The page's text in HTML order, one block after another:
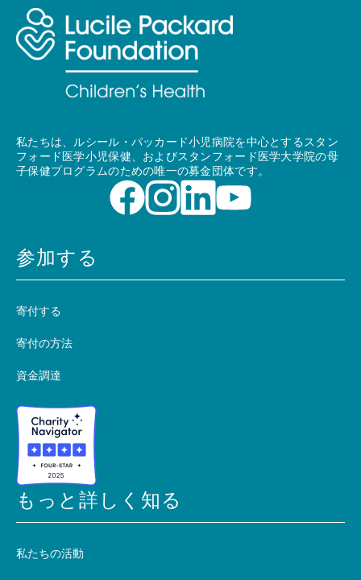
私たちは、ルシール・パッカード小児病院を中心とするスタン
フォード医学小児保健、およびスタンフォード医学大学院の母
子保健プログラムのための唯一の募金団体です。
参加する
寄付する
寄付の方法
資金調達
もっと詳しく知る
私たちの活動